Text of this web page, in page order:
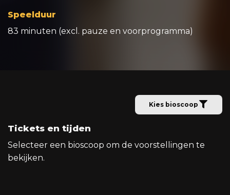
Speelduur
83 minuten (excl. pauze en voorprogramma)
Kies bioscoop
Tickets en tijden
Selecteer een bioscoop om de voorstellingen te
bekijken.